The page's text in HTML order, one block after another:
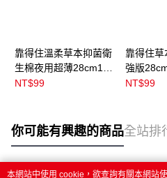
靠得住溫柔草本抑菌衛
生棉夜用超薄28cm12
片
NT$99
靠得住草
強版
NT$99
你可能有興趣的商品全站排
本網站中使用 cookie，欲查詢有關本網站